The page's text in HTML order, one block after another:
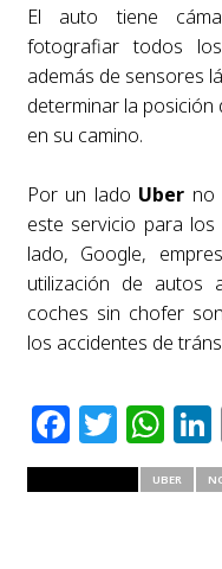
El auto tiene
fotografiar todos
además de sensores
determinar la posición
en su camino.
Por un lado Uber no
este servicio para
lado, Google,
utilización de autos
coches sin chofer
los accidentes de
UBER